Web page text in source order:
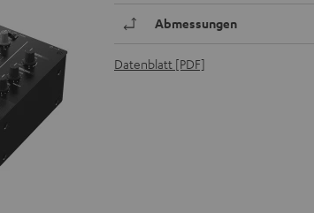
Abmessungen
Datenblatt [PDF]